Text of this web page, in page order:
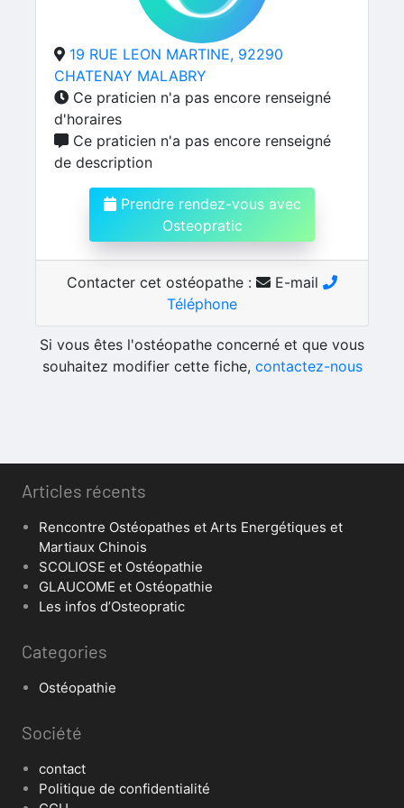
19 RUE LEON MARTINE, 92290
CHATENAY MALABRY
Ce praticien n'a pas encore renseigné
d'horaires
Ce praticien n'a pas encore renseigné
de description
Prendre rendez-vous avec
Osteopratic
Contacter cet ostéopathe :
E-mail
Téléphone
Si vous êtes l'ostéopathe concerné et que vous
souhaitez modifier cette fiche, contactez-nous
Articles récents
Rencontre Ostéopathes et Arts Energétiques et
Martiaux Chinois
SCOLIOSE et Ostéopathie
GLAUCOME et Ostéopathie
Les infos d’Osteopratic
Categories
Ostéopathie
Société
contact
Politique de confidentialité